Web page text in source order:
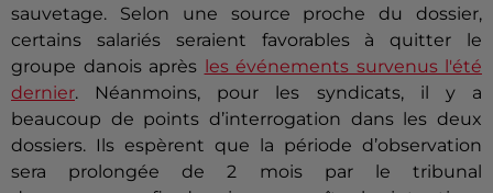
sauvetage. Selon une source proche du dossier,
certains salariés seraient favorables à quitter le
groupe danois après les événements survenus l'été
dernier. Néanmoins, pour les syndicats, il y a
beaucoup de points d’interrogation dans les deux
dossiers. Ils espèrent que la période d’observation
sera prolongée de 2 mois par le tribunal